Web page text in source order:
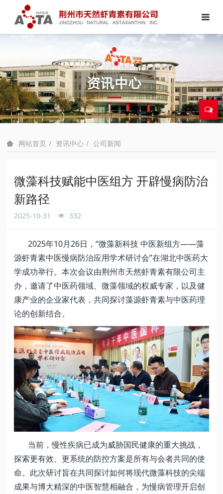
网站首页 资讯中心 公司新闻
微藻科技赋能中医组方 开辟慢病防治
新路径
2025-10-31 332
2025年10月26日，“微藻新科技 中医新组方——藻
源虾青素中医慢病防治应用学术研讨会”在湖北中医药大
学成功举行。本次会议由荆州市天然虾青素有限公司主
办，邀请了中医药领域、微藻领域的权威专家，以及健
康产业的企业家代表，共同探讨藻源虾青素与中医药理
论的创新结合。
当前，慢性疾病已成为威胁国民健康的重大挑战，
探索更有效、更系统的防控方案是所有与会者共同的使
命。此次研讨旨在共同探讨如何将现代微藻科技的尖端
成果与博大精深的中医智慧相融合，为慢病管理开启创